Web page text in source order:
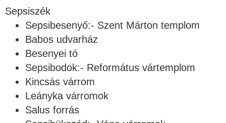
Sepsiszék
Sepsibesenyő:- Szent Márton templom
Babos udvarház
Besenyei tó
Sepsibodok:- Református vártemplom
Kincsás várrom
Leányka várromok
Salus forrás